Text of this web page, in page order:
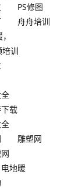
PS修图
舟舟培训
训
载
雕塑网
电地暖